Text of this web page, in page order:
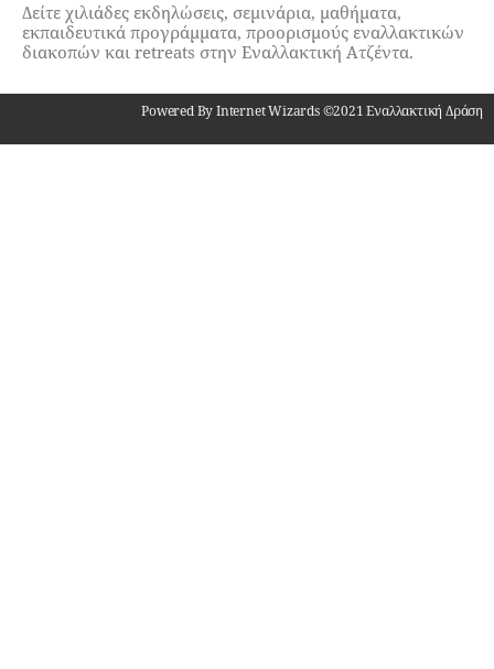
Δείτε χιλιάδες εκδηλώσεις, σεμινάρια, μαθήματα,
εκπαιδευτικά προγράμματα, προορισμούς εναλλακτικών
διακοπών και retreats στην Εναλλακτική Ατζέντα.
Powered By Internet Wizards ©2021 Εναλλακτική Δράση